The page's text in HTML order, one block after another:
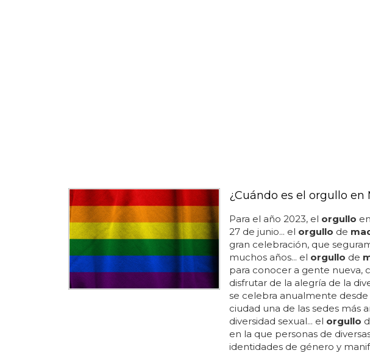
¿Cuándo es el orgullo en
Para el año 2023, el orgullo en
27 de junio... el orgullo de
gran celebración, que
muchos años... el orgullo de
para conocer a gente nueva,
disfrutar de la alegría de la
se celebra anualmente
ciudad una de las sedes más
diversidad sexual... el orgullo
en la que personas de
identidades de género y